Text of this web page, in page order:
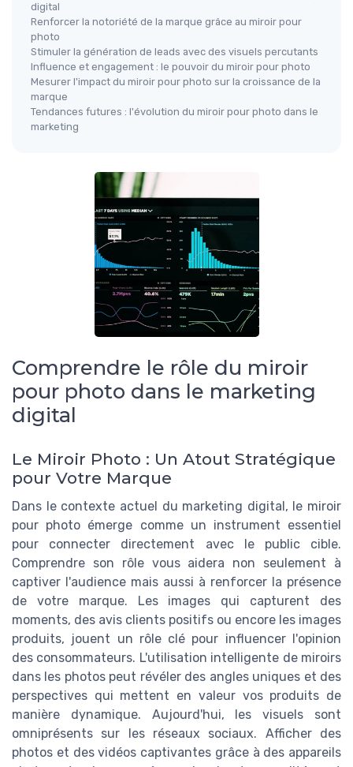
digital
Renforcer la notoriété de la marque grâce au miroir pour
photo
Stimuler la génération de leads avec des visuels percutants
Influence et engagement : le pouvoir du miroir pour photo
Mesurer l'impact du miroir pour photo sur la croissance de la
marque
Tendances futures : l'évolution du miroir pour photo dans le
marketing
Comprendre le rôle du miroir
pour photo dans le marketing
digital
Le Miroir Photo : Un Atout Stratégique
pour Votre Marque
Dans le contexte actuel du marketing digital, le miroir
pour photo émerge comme un instrument essentiel
pour connecter directement avec le public cible.
Comprendre son rôle vous aidera non seulement à
captiver l'audience mais aussi à renforcer la présence
de votre marque. Les images qui capturent des
moments, des avis clients positifs ou encore les images
produits, jouent un rôle clé pour influencer l'opinion
des consommateurs. L'utilisation intelligente de miroirs
dans les photos peut révéler des angles uniques et des
perspectives qui mettent en valeur vos produits de
manière dynamique. Aujourd'hui, les visuels sont
omniprésents sur les réseaux sociaux. Afficher des
photos et des vidéos captivantes grâce à des appareils